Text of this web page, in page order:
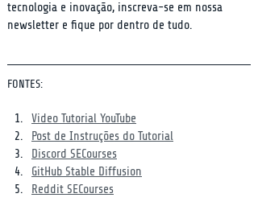
tecnologia e inovação, inscreva-se em nossa
newsletter e fique por dentro de tudo.
FONTES:
Video Tutorial YouTube
Post de Instruções do Tutorial
Discord SECourses
GitHub Stable Diffusion
Reddit SECourses